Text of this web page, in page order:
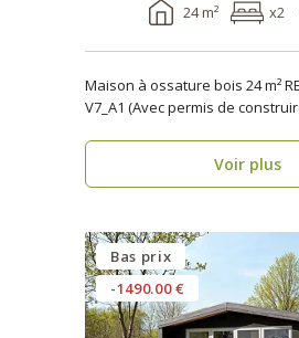
24 m² x2
Maison à ossature bois 24 m²
V7_A1 (Avec permis de construire)
Voir plus
Bas prix
-1490.00 €